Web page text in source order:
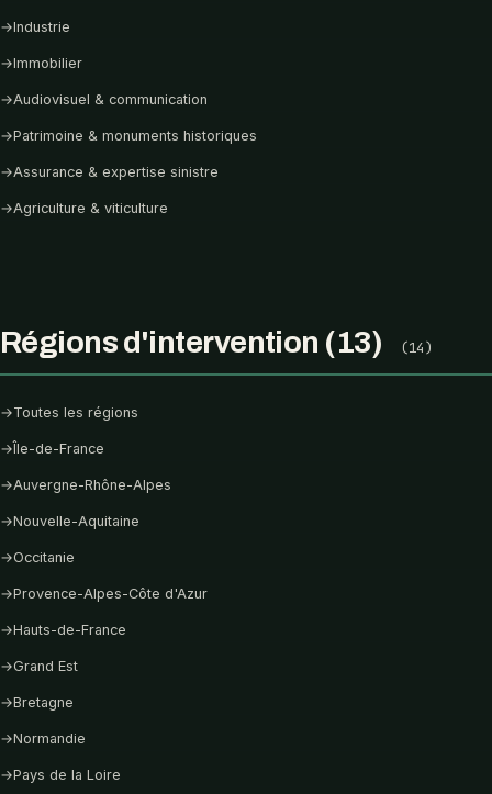
→Industrie
→Immobilier
→Audiovisuel & communication
→Patrimoine & monuments historiques
→Assurance & expertise sinistre
→Agriculture & viticulture
Régions d'intervention (13) (14)
→Toutes les régions
→Île-de-France
→Auvergne-Rhône-Alpes
→Nouvelle-Aquitaine
→Occitanie
→Provence-Alpes-Côte d'Azur
→Hauts-de-France
→Grand Est
→Bretagne
→Normandie
→Pays de la Loire